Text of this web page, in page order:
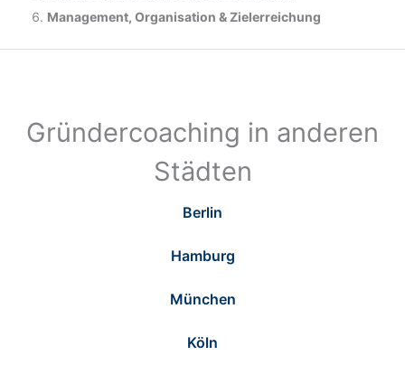
Management, Organisation & Zielerreichung
Gründercoaching in anderen
Städten
Berlin
Hamburg
München
Köln